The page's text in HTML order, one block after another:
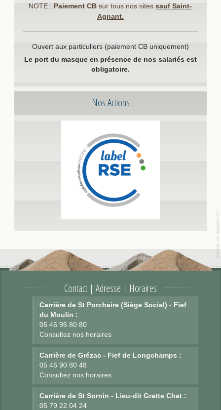
NOTE : Paiement CB sur tous nos sitessauf Saint-
Agnant.
Ouvert aux particuliers (paiement CB uniquement)
Le port du masque en présence de nos salariés est
obligatoire.
Nos Actions
Contact | Adresse | Horaires
Carrière de St Porchaire (Siège Social) - Fief
du Moulin :
05 46 95 80 80
Consultez nos horaires
Carrière de Grézac - Fief de Longchamps :
05 46 90 80 48
Consultez nos horaires
Carrière de St Sornin - Lieu-dit Gratte Chat :
05 79 22 04 24